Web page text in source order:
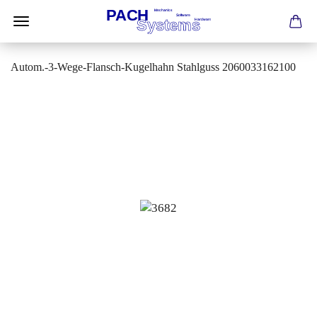
Autom.-3-Wege-Flansch-Kugelhahn Stahlguss 2060033162100